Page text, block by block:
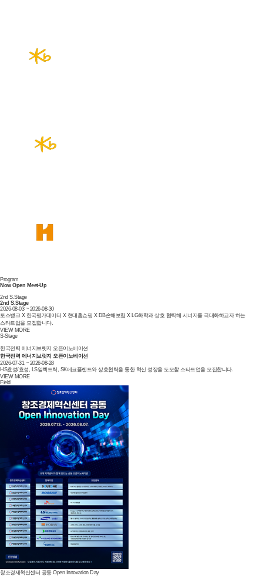
Program
Now Open Meet-Up
2nd S.Stage
2nd S.Stage
2026-08-03 ~ 2026-08-30
토스뱅크 X 한국평가데이터 X 현대홈쇼핑 X DB손해보험 X LG화학과 상호 협력해 시너지를 극대화하고자 하는
스타트업을 모집합니다.
VIEW MORE
S-Stage
한국전력 에너지브릿지 오픈이노베이션
한국전력 에너지브릿지 오픈이노베이션
2026-07-31 ~ 2026-08-28
HS효성/효성, LS일렉트릭, SK에코플렌트와 상호협력을 통한 혁신 성장을 도모할 스타트업을 모집합니다.
VIEW MORE
Field
창조경제혁신센터 공동 Open Innovation Day